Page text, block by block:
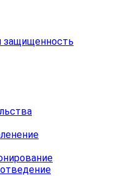
защищенность